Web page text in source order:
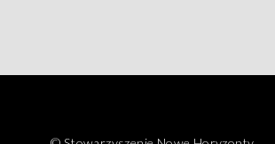
Korzystanie ze wszystkich